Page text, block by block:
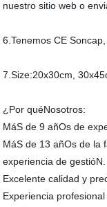
nuestro sitio web o
6.Tenemos CE
7.Size:20x30cm,
¿Por quéNosotros:
MáS de 9 añOs de
MáS de 13 añOs de la
experiencia de gestióN.
Excelente calidad y
Experiencia